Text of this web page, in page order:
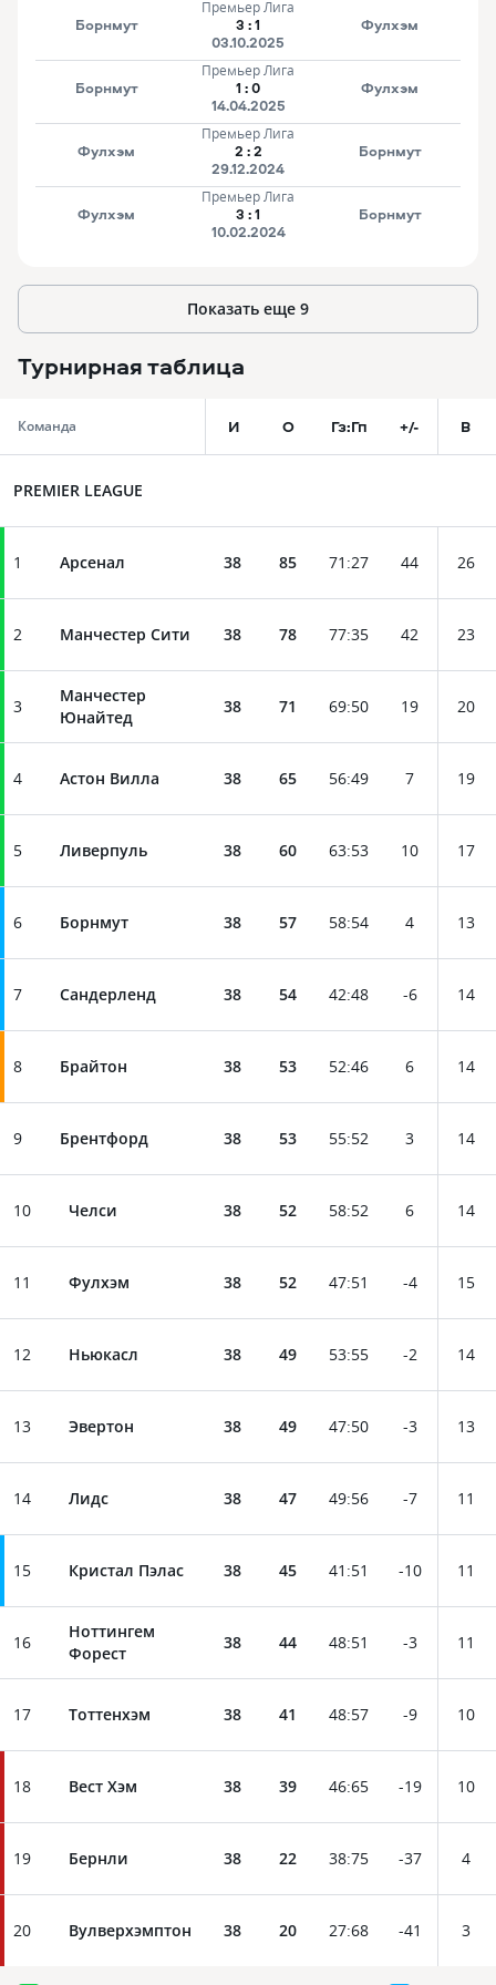
Борнмут
Премьер Лига
3 :1
03.10.2025
Фулхэм
Борнмут
Премьер Лига
1 :0
14.04.2025
Фулхэм
Фулхэм
Премьер Лига
2 :2
29.12.2024
Борнмут
Фулхэм
Премьер Лига
3 :1
10.02.2024
Борнмут
Показать еще 9
Турнирная таблица
Команда И О Гз:Гп +/- В
PREMIER LEAGUE
1 Арсенал 38 85 71 :27 44 26
2 Манчестер Сити 38 78 77:35 42 23
3
Манчестер
Юнайтед
38 71 69:50 19 20
4 Астон Вилла 38 65 56:49 7 19
5 Ливерпуль 38 60 63:53 10 17
6 Борнмут 38 57 58:54 4 13
7 Сандерленд 38 54 42:48 -6 14
8 Брайтон 38 53 52:46 6 14
9 Брентфорд 38 53 55:52 3 14
10 Челси 38 52 58:52 6 14
11 Фулхэм 38 52 47:51 -4 15
12 Ньюкасл 38 49 53:55 -2 14
13 Эвертон 38 49 47:50 -3 13
14 Лидс 38 47 49:56 -7 11
15 Кристал Пэлас 38 45 41 :51 -10 11
16
Ноттингем
Форест
38 44 48:51 -3 11
17 Тоттенхэм 38 41 48:57 -9 10
18 Вест Хэм 38 39 46:65 -19 10
19 Бернли 38 22 38:75 -37 4
20 Вулверхэмптон 38 20 27:68 -41 3